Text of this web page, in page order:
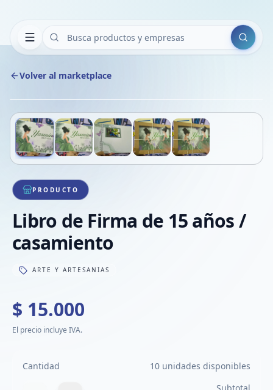
Buscar
Volver al marketplace
1/5
PRODUCTO
Libro de Firma de 15 años /
casamiento
ARTE Y ARTESANIAS
$ 15.000
El precio incluye IVA.
Cantidad 10 unidades disponibles